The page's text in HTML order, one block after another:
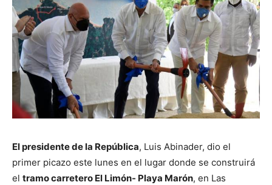
El presidente de la República, Luis Abinader, dio el
primer picazo este lunes en el lugar donde se construirá
el tramo carretero El Limón- Playa Marón, en Las